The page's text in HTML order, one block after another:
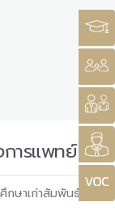
การแพทย์
กษาเก่าสัมพันธ์